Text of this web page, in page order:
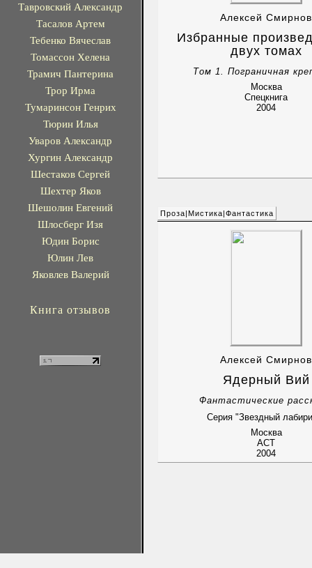
Тавровский Александр
Тасалов Артем
Тебенко Вячеслав
Томассон Хелена
Трамич Пантерина
Трор Ирма
Тумаринсон Генрих
Тюрин Илья
Уваров Александр
Хургин Александр
Шестаков Сергей
Шехтер Яков
Шешолин Евгений
Шлосберг Изя
Юдин Борис
Юлин Лев
Яковлев Валерий
Книга отзывов
Алексей Смирнов
Избранные
двух томах
Том 1. Пограничная
Москва
Спецкнига
2004
Проза|Мистика|Фантастика
Алексей Смирнов
Ядерный Вий
Фантастические
Серия "Звездный
Москва
АСТ
2004